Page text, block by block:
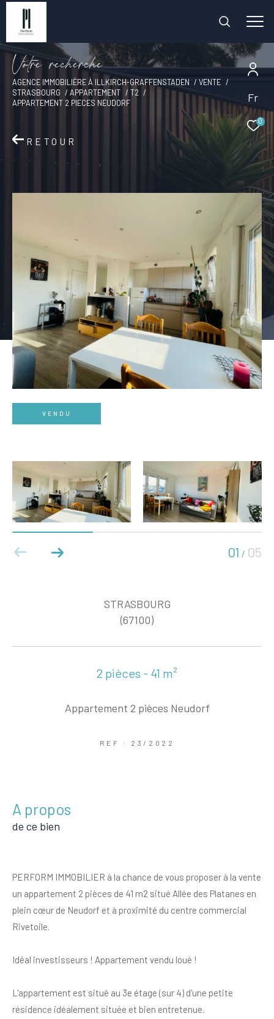
Fr
0
Votre recherche
AGENCE IMMOBILIÈRE À ILLKIRCH-GRAFFENSTADEN
VENTE
STRASBOURG
APPARTEMENT
T2
APPARTEMENT 2 PIECES NEUDORF
RETOUR
VENDU
01 / 05
STRASBOURG
(67100)
2 pièces - 41 m²
Appartement 2 pièces Neudorf
REF : 23/2022
a propos
de ce bien
PERFORM IMMOBILIER à la chance de vous proposer à la vente
un appartement 2 pièces de 41 m2 situé Allée des Platanes en
plein cœur de Neudorf et à proximité du centre commercial
Rivetoile.
Idéal investisseurs ! Appartement vendu loué !
L'appartement est situé au 3e étage (sur 4) d'une petite
résidence idéalement située et bien entretenue.